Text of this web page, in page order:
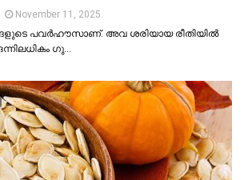
November 11, 2025
പവർഹൗസാണ്. അവ ശരിയായ രീതിയില്‍
ഗു…